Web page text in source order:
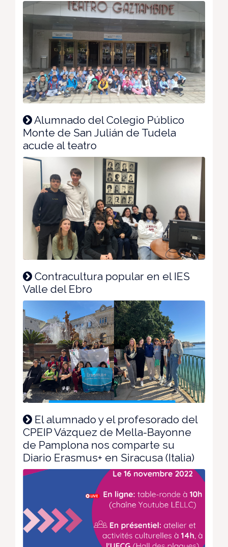
Alumnado del Colegio Público
Monte de San Julián de Tudela
acude al teatro
Contracultura popular en el IES
Valle del Ebro
El alumnado y el profesorado del
CPEIP Vázquez de Mella-Bayonne
de Pamplona nos comparte su
Diario Erasmus+ en Siracusa (Italia)